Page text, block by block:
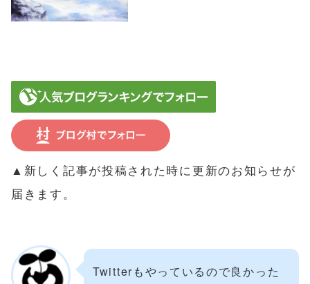
▲新しく記事が投稿された時に更新のお知らせが
届きます。
Twitterもやっているので良かった